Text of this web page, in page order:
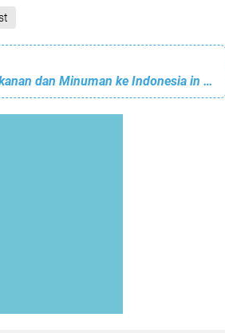
BNI Xpora Berangkatkan 12 UKM Makanan dan Minuman ke Indonesia in Korea - SFH 2024